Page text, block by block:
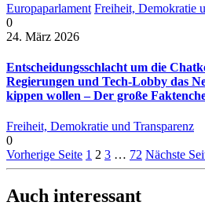
Europaparlament Freiheit, Demokratie
0
24. März 2026
Entscheidungsschlacht um die
Regierungen und Tech-Lobby das
kippen wollen – Der große
Freiheit, Demokratie und Transparenz
0
Vorherige Seite 1 2 3 … 72 Nächste
Auch interessant